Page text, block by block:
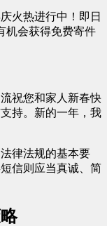
火热进行中！即日
机会获得免费寄件
祝您和家人新春快
持。新的一年，我
律法规的基本要
信则应当真诚、简